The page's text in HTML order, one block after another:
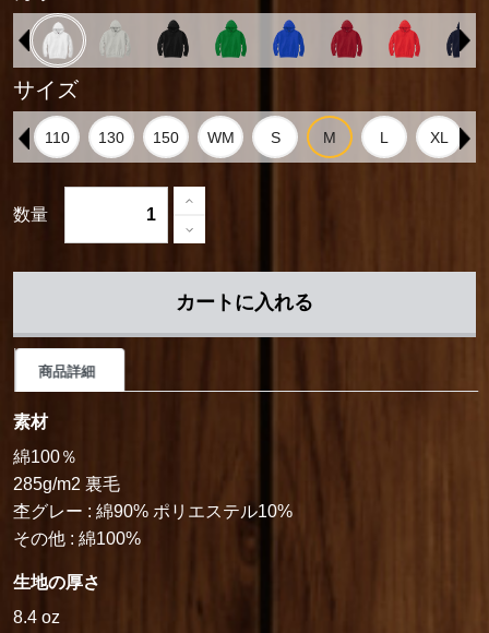
サイズ
数量
カートに入れる
商品詳細
素材
綿100％
285g/m2 裏毛
杢グレー : 綿90% ポリエステル10%
その他 : 綿100%
生地の厚さ
8.4 oz